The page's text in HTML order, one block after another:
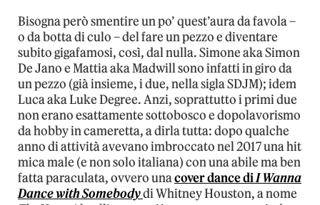
Bisogna però smentire un po’ quest’aura da favola –
o da botta di culo – del fare un pezzo e diventare
subito gigafamosi, così, dal nulla. Simone aka Simon
De Jano e Mattia aka Madwill sono infatti in giro da
un pezzo (già insieme, i due, nella sigla SDJM); idem
Luca aka Luke Degree. Anzi, soprattutto i primi due
non erano esattamente sottobosco e dopolavorismo
da hobby in cameretta, a dirla tutta: dopo qualche
anno di attività avevano imbroccato nel 2017 una hit
mica male (e non solo italiana) con una abile ma ben
fatta paraculata, ovvero unacover dance diI Wanna
Dance with Somebodydi Whitney Houston, a nome